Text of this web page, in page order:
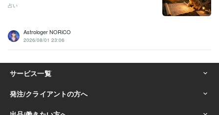
占い
Astrologer NORiCO
2026/08/01 23:06